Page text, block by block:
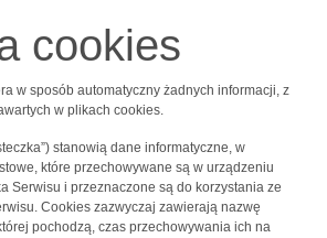
cookies
w sposób automatyczny żadnych informacji, z
w plikach cookies.
stanowią dane informatyczne, w
które przechowywane są w urządzeniu
Serwisu i przeznaczone są do korzystania ze
Cookies zazwyczaj zawierają nazwę
pochodzą, czas przechowywania ich na